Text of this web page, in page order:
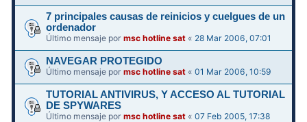
7 principales causas de reinicios y cuelgues de un
ordenador
Último mensaje pormsc hotline sat « 28 Mar 2006, 07:01
NAVEGAR PROTEGIDO
Último mensaje pormsc hotline sat «01 Mar 2006, 10:59
TUTORIAL ANTIVIRUS, Y ACCESO AL TUTORIAL
DE SPYWARES
Último mensaje pormsc hotline sat «07 Feb 2005, 17:38